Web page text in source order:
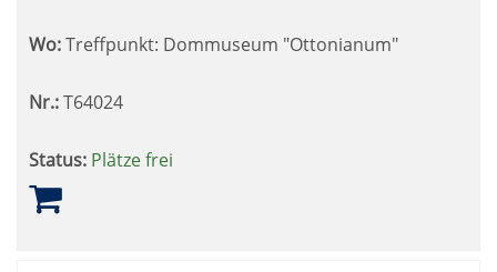
Wo:Treffpunkt: Dommuseum "Ottonianum"
Nr.:T64024
Status: Plätze frei